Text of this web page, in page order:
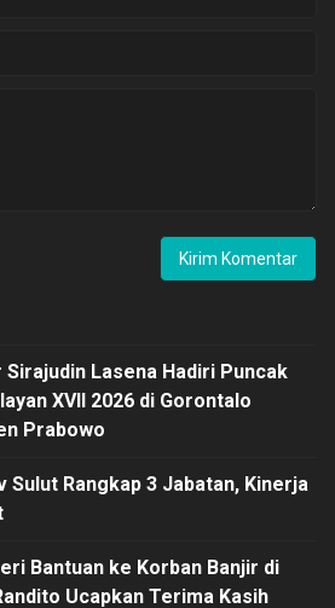
Sirajudin Lasena Hadiri Puncak
XVII 2026 di Gorontalo
Prabowo
Sulut Rangkap 3 Jabatan, Kinerja
Bantuan ke Korban Banjir di
Ucapkan Terima Kasih